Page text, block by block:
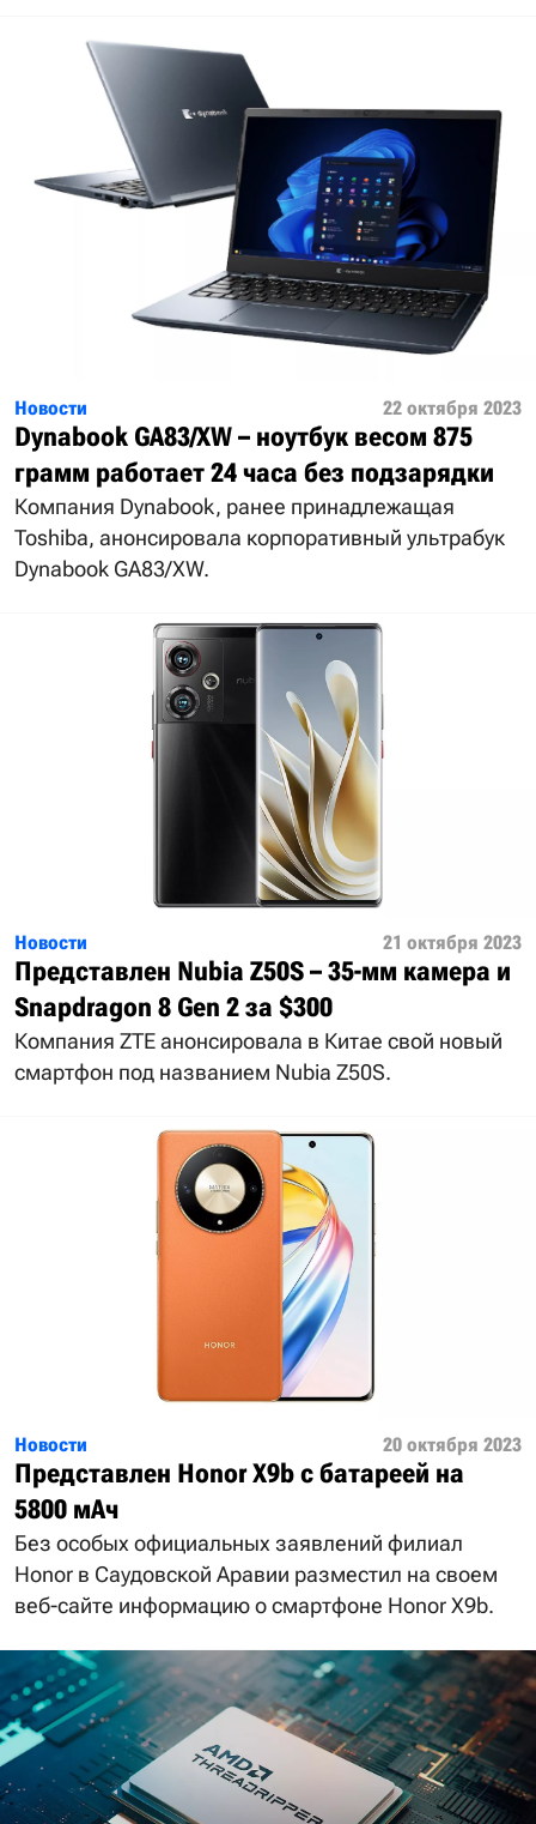
Новости 22 октября 2023
Dynabook GA83/XW – ноутбук весом 875
грамм работает 24 часа без подзарядки
Компания Dynabook, ранее принадлежащая
Toshiba, анонсировала корпоративный ультрабук
Dynabook GA83/XW.
Новости 21 октября 2023
Представлен Nubia Z50S – 35-мм камера и
Snapdragon 8 Gen 2 за $300
Компания ZTE анонсировала в Китае свой новый
смартфон под названием Nubia Z50S.
Новости 20 октября 2023
Представлен Honor X9b с батареей на
5800 мАч
Без особых официальных заявлений филиал
Honor в Саудовской Аравии разместил на своем
веб-сайте информацию о смартфоне Honor X9b.